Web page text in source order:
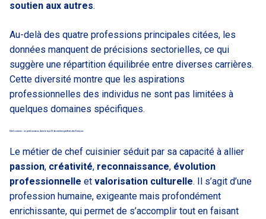
soutien aux autres.
Au-delà des quatre professions principales citées, les
données manquent de précisions sectorielles, ce qui
suggère une répartition équilibrée entre diverses carrières.
Cette diversité montre que les aspirations
professionnelles des individus ne sont pas limitées à
quelques domaines spécifiques.
Chef cuisinier : un petit nouveau dans le top 20 des métiers préférés des Français
Le métier de chef cuisinier séduit par sa capacité à allier
passion, créativité, reconnaissance, évolution
professionnelle et valorisation culturelle. Il s’agit d’une
profession humaine, exigeante mais profondément
enrichissante, qui permet de s’accomplir tout en faisant